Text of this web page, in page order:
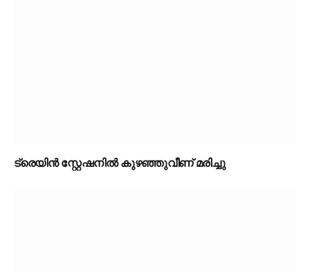
ട്രെയിൻ സ്റ്റേഷനിൽ കുഴഞ്ഞുവീണ് മരിച്ചു